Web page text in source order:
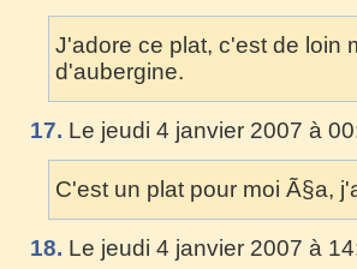
J'adore ce plat, c'est de loin
d'aubergine.
17. Le jeudi 4 janvier 2007 à
C'est un plat pour moi Ã§a,
18. Le jeudi 4 janvier 2007 à